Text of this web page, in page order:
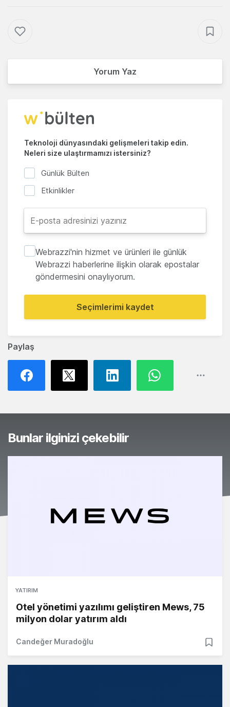
Paylaş
Yorum Yaz
Teknoloji dünyasındaki gelişmeleri takip edin.
Neleri size ulaştırmamızı istersiniz?
Günlük Bülten
Etkinlikler
Webrazzi'nin hizmet ve ürünleri ile günlük
Webrazzi haberlerine ilişkin olarak epostalar
göndermesini onaylıyorum.
Seçimlerimi kaydet
Bunlar ilginizi çekebilir
YATIRIM
Otel yönetimi yazılımı geliştiren Mews, 75
milyon dolar yatırım aldı
Candeğer Muradoğlu